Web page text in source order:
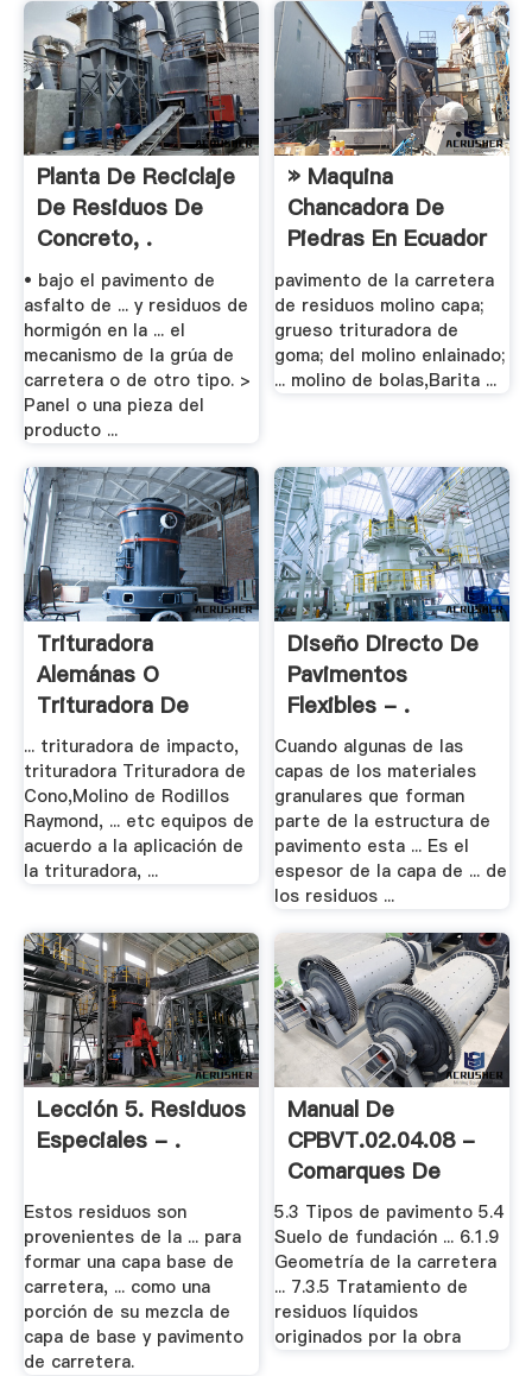
Planta De Reciclaje
De Residuos De
Concreto, .
• bajo el pavimento de
asfalto de ... y residuos de
hormigón en la ... el
mecanismo de la grúa de
carretera o de otro tipo. >
Panel o una pieza del
producto ...
» Maquina
Chancadora De
Piedras En Ecuador
pavimento de la carretera
de residuos molino capa;
grueso trituradora de
goma; del molino enlainado;
... molino de bolas,Barita ...
Trituradora
Alemánas O
Trituradora De
Alemania ...
... trituradora de impacto,
trituradora Trituradora de
Cono,Molino de Rodillos
Raymond, ... etc equipos de
acuerdo a la aplicación de
la trituradora, ...
Diseño Directo De
Pavimentos
Flexibles - .
Cuando algunas de las
capas de los materiales
granulares que forman
parte de la estructura de
pavimento esta ... Es el
espesor de la capa de ... de
los residuos ...
Lección 5. Residuos
Especiales - .
Estos residuos son
provenientes de la ... para
formar una capa base de
carretera, ... como una
porción de su mezcla de
capa de base y pavimento
de carretera.
Manual De
CPBVT.02.04.08 -
Comarques De
Girona
5.3 Tipos de pavimento 5.4
Suelo de fundación ... 6.1.9
Geometría de la carretera
... 7.3.5 Tratamiento de
residuos líquidos
originados por la obra